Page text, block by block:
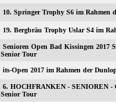
10. Springer Trophy S6 im Rahmen
19. Bergbräu Trophy Uslar S4 im
Senioren Open Bad Kissingen 2017
Senior Tour
its-Open 2017 im Rahmen der
6. HOCHFRANKEN - SENIOREN -
Senior Tour